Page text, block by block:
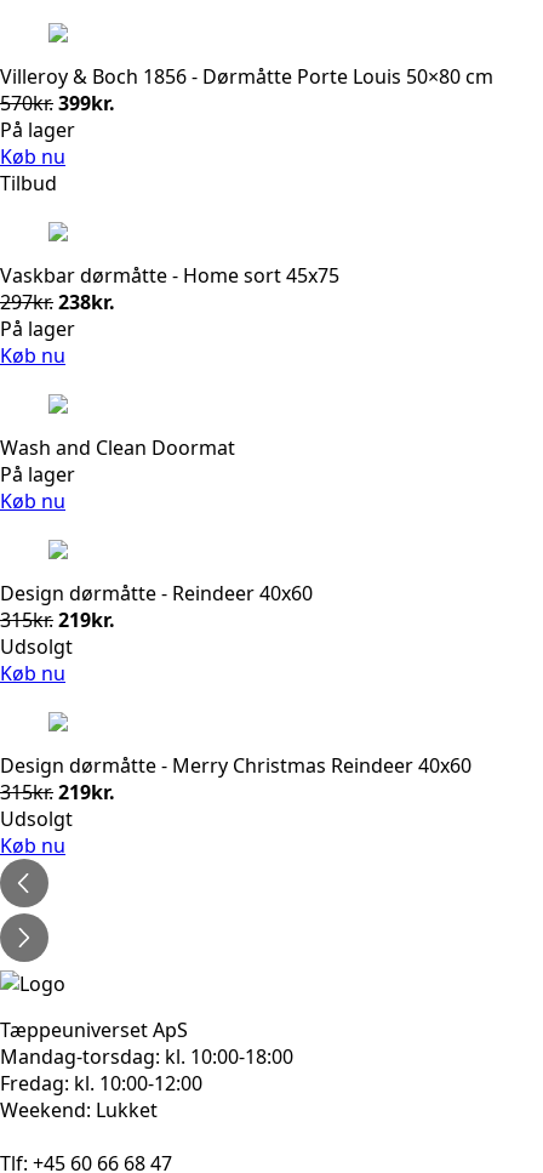
Villeroy & Boch 1856 - Dørmåtte Porte Louis 50×80 cm
570kr.Den
oprindelige
pris
399kr.
På lager
Køb nu
Tilbud
Vaskbar dørmåtte - Home sort 45x75
297kr.Den
oprindelige
pris
297kr..
238kr.
På lager
Køb nu
Wash and Clean Doormat
På lager
Køb nu
Design dørmåtte - Reindeer 40x60
315kr.Den
oprindelige
pris
315kr..
219kr.
Udsolgt
Køb nu
Design dørmåtte - Merry Christmas Reindeer 40x60
315kr.Den
oprindelige
pris
219kr.
Udsolgt
Køb nu
Tæppeuniverset ApS
Mandag-torsdag: kl. 10:00-18:00
Fredag: kl. 10:00-12:00
Weekend: Lukket
Tlf: +45 60 66 68 47